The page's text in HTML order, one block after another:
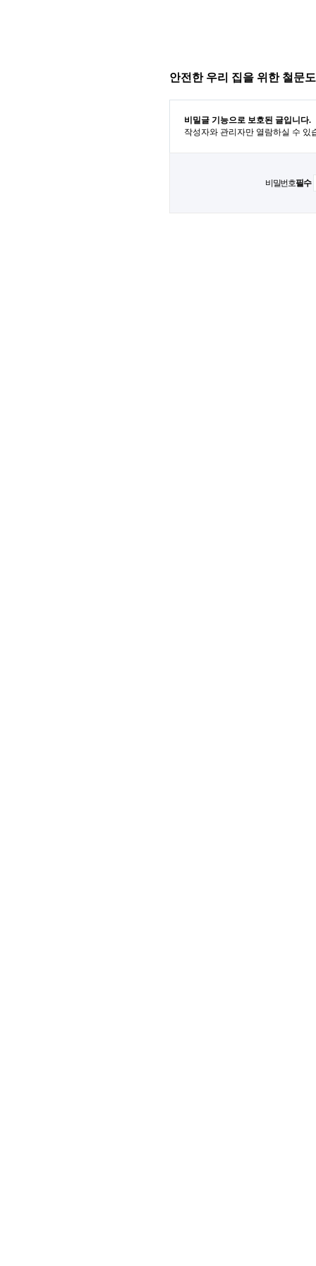
안전한 우리 집을 위한 철문
비밀글 기능으로 보호된 글입니다.
작성자와 관리자만 열람하실 수 있
비밀번호필수